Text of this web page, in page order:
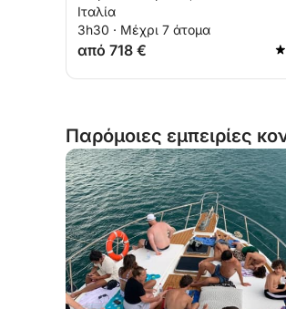
Ιταλία
3h30 · Μέχρι 7 άτομα
από 718 €
Παρόμοιες εμπειρίες